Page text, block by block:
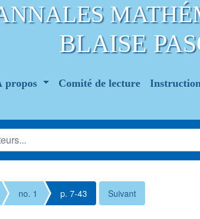
BLAISE
propos Comité de lecture
no. 1 p. 7-43 Suivant